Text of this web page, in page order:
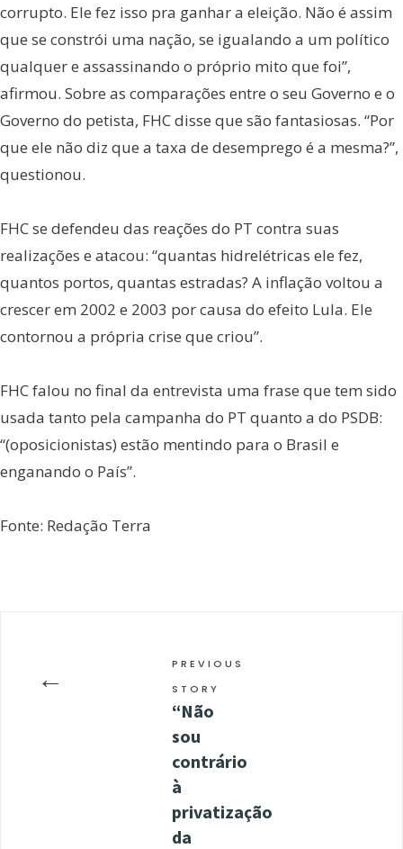
corrupto. Ele fez isso pra ganhar a eleição. Não é assim
que se constrói uma nação, se igualando a um político
qualquer e assassinando o próprio mito que foi”,
afirmou. Sobre as comparações entre o seu Governo e o
Governo do petista, FHC disse que são fantasiosas. “Por
que ele não diz que a taxa de desemprego é a mesma?”,
questionou.
FHC se defendeu das reações do PT contra suas
realizações e atacou: “quantas hidrelétricas ele fez,
quantos portos, quantas estradas? A inflação voltou a
crescer em 2002 e 2003 por causa do efeito Lula. Ele
contornou a própria crise que criou”.
FHC falou no final da entrevista uma frase que tem sido
usada tanto pela campanha do PT quanto a do PSDB:
“(oposicionistas) estão mentindo para o Brasil e
enganando o País”.
Fonte: Redação Terra
←
PREVIOUS
STORY
“Não
sou
contrário
à
privatização
da